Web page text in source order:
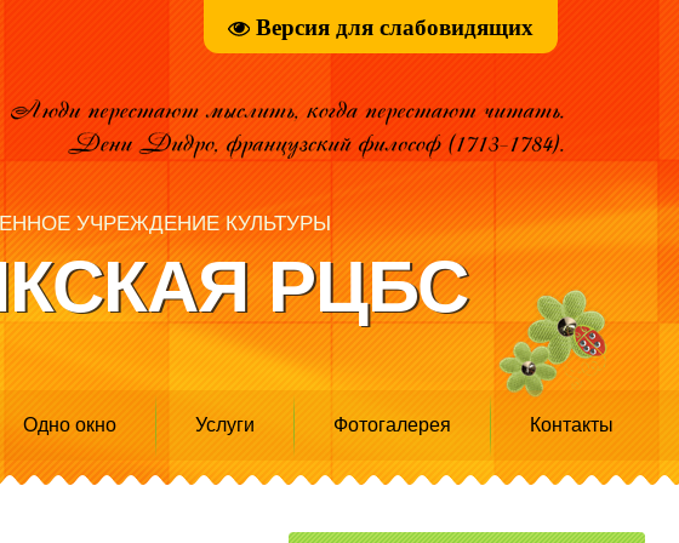
Версия для слабовидящих
РЦБС
УЧРЕЖДЕНИЕ КУЛЬТУРЫ
Одно окно Услуги Фотогалерея Контакты